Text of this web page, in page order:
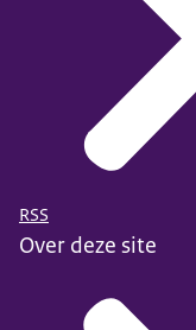
RSS
Over deze site